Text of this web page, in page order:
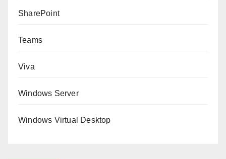
SharePoint
Teams
Viva
Windows Server
Windows Virtual Desktop